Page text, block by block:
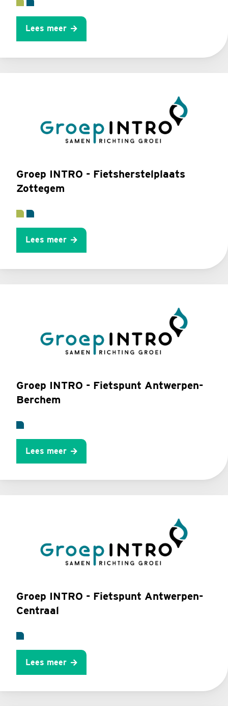
Lees meer
Groep INTRO - Fietsherstelplaats
Zottegem
Lees meer
Groep INTRO - Fietspunt Antwerpen-
Berchem
Lees meer
Groep INTRO - Fietspunt Antwerpen-
Centraal
Lees meer